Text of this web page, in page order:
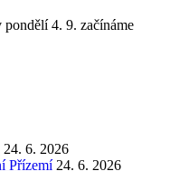
4. 9. začínáme
24. 6. 2026
Přízemí 24. 6. 2026